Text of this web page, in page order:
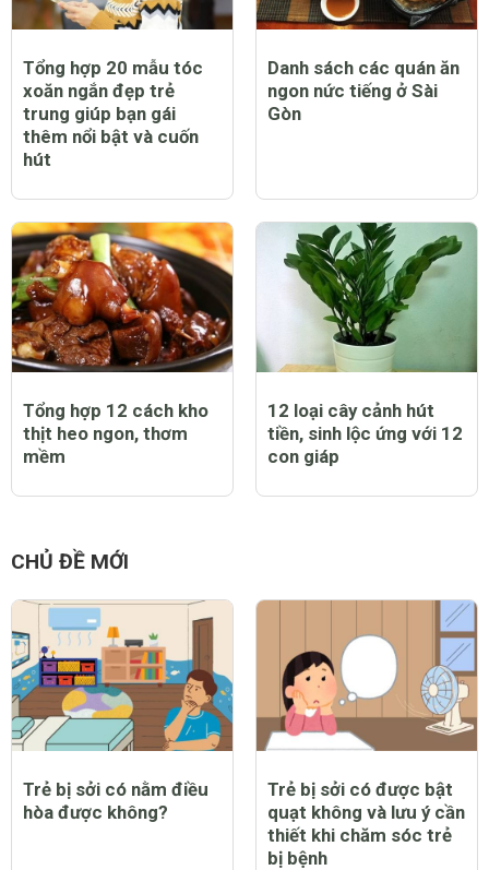
Tổng hợp 20 mẫu tóc
xoăn ngắn đẹp trẻ
trung giúp bạn gái
thêm nổi bật và cuốn
hút
Danh sách các quán ăn
ngon nức tiếng ở Sài
Gòn
Tổng hợp 12 cách kho
thịt heo ngon, thơm
mềm
12 loại cây cảnh hút
tiền, sinh lộc ứng với 12
con giáp
CHỦ ĐỀ MỚI
Trẻ bị sởi có nằm điều
hòa được không?
Trẻ bị sởi có được bật
quạt không và lưu ý cần
thiết khi chăm sóc trẻ
bị bệnh